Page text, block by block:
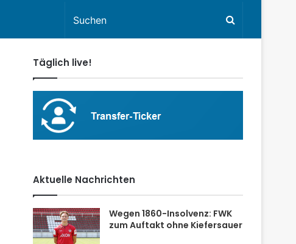
Täglich live!
Aktuelle Nachrichten
Wegen 1860-Insolvenz: FWK
zum Auftakt ohne Kiefersauer